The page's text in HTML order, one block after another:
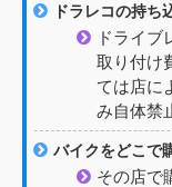
ドラレコの持ち
ドライブ
取り付け
ては店に
み自体禁
バイクをどこで
その店で